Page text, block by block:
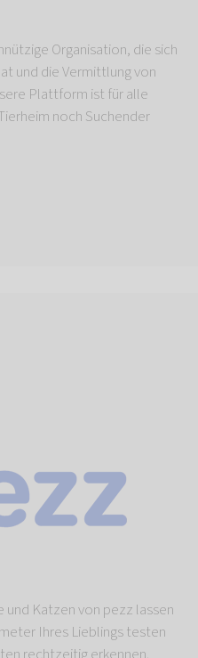
Organisation, die sich
und die Vermittlung von
Plattform ist für alle
noch Suchender
Katzen von pezz lassen
Ihres Lieblings testen